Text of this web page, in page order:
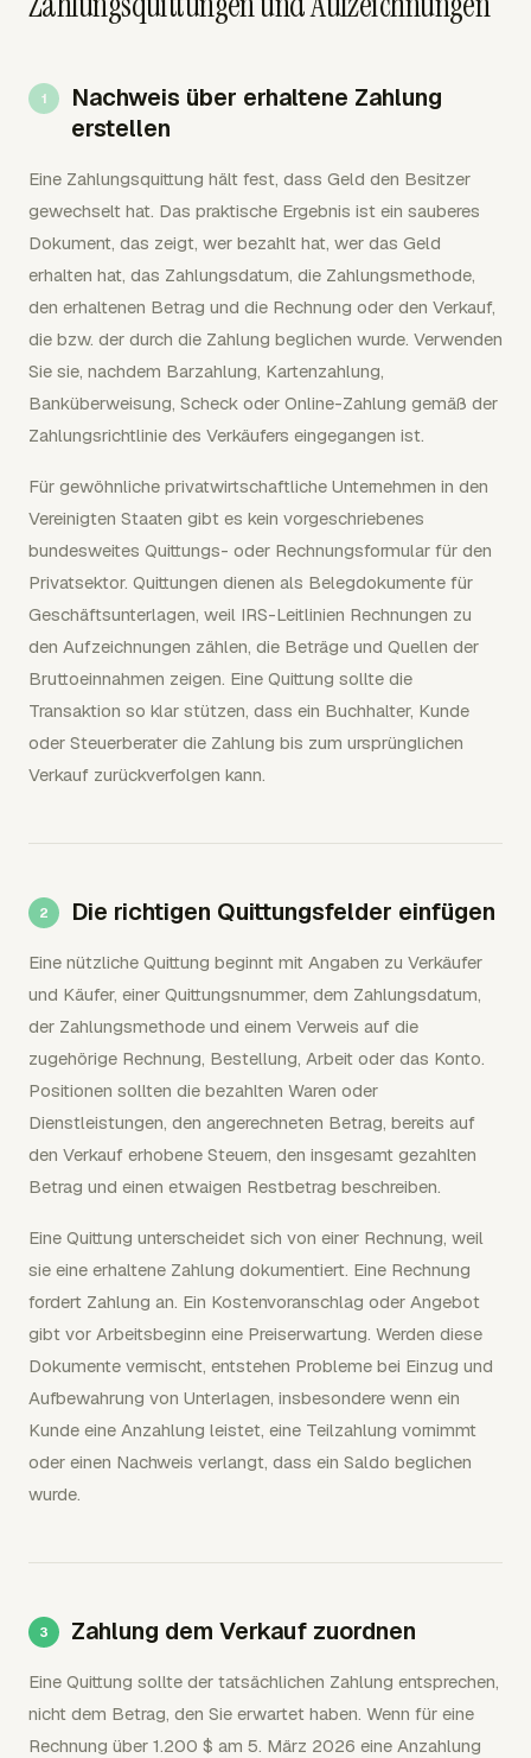
Nachweis über erhaltene Zahlung
erstellen
Eine Zahlungsquittung hält fest, dass Geld den Besitzer
gewechselt hat. Das praktische Ergebnis ist ein sauberes
Dokument, das zeigt, wer bezahlt hat, wer das Geld
erhalten hat, das Zahlungsdatum, die Zahlungsmethode,
den erhaltenen Betrag und die Rechnung oder den Verkauf,
die bzw. der durch die Zahlung beglichen wurde. Verwenden
Sie sie, nachdem Barzahlung, Kartenzahlung,
Banküberweisung, Scheck oder Online-Zahlung gemäß der
Zahlungsrichtlinie des Verkäufers eingegangen ist.
Für gewöhnliche privatwirtschaftliche Unternehmen in den
Vereinigten Staaten gibt es kein vorgeschriebenes
bundesweites Quittungs- oder Rechnungsformular für den
Privatsektor. Quittungen dienen als Belegdokumente für
Geschäftsunterlagen, weil IRS-Leitlinien Rechnungen zu
den Aufzeichnungen zählen, die Beträge und Quellen der
Bruttoeinnahmen zeigen. Eine Quittung sollte die
Transaktion so klar stützen, dass ein Buchhalter, Kunde
oder Steuerberater die Zahlung bis zum ursprünglichen
Verkauf zurückverfolgen kann.
Die richtigen Quittungsfelder einfügen
Eine nützliche Quittung beginnt mit Angaben zu Verkäufer
und Käufer, einer Quittungsnummer, dem Zahlungsdatum,
der Zahlungsmethode und einem Verweis auf die
zugehörige Rechnung, Bestellung, Arbeit oder das Konto.
Positionen sollten die bezahlten Waren oder
Dienstleistungen, den angerechneten Betrag, bereits auf
den Verkauf erhobene Steuern, den insgesamt gezahlten
Betrag und einen etwaigen Restbetrag beschreiben.
Eine Quittung unterscheidet sich von einer Rechnung, weil
sie eine erhaltene Zahlung dokumentiert. Eine Rechnung
fordert Zahlung an. Ein Kostenvoranschlag oder Angebot
gibt vor Arbeitsbeginn eine Preiserwartung. Werden diese
Dokumente vermischt, entstehen Probleme bei Einzug und
Aufbewahrung von Unterlagen, insbesondere wenn ein
Kunde eine Anzahlung leistet, eine Teilzahlung vornimmt
oder einen Nachweis verlangt, dass ein Saldo beglichen
wurde.
Zahlung dem Verkauf zuordnen
Eine Quittung sollte der tatsächlichen Zahlung entsprechen,
nicht dem Betrag, den Sie erwartet haben. Wenn für eine
Rechnung über 1.200 $ am 5. März 2026 eine Anzahlung